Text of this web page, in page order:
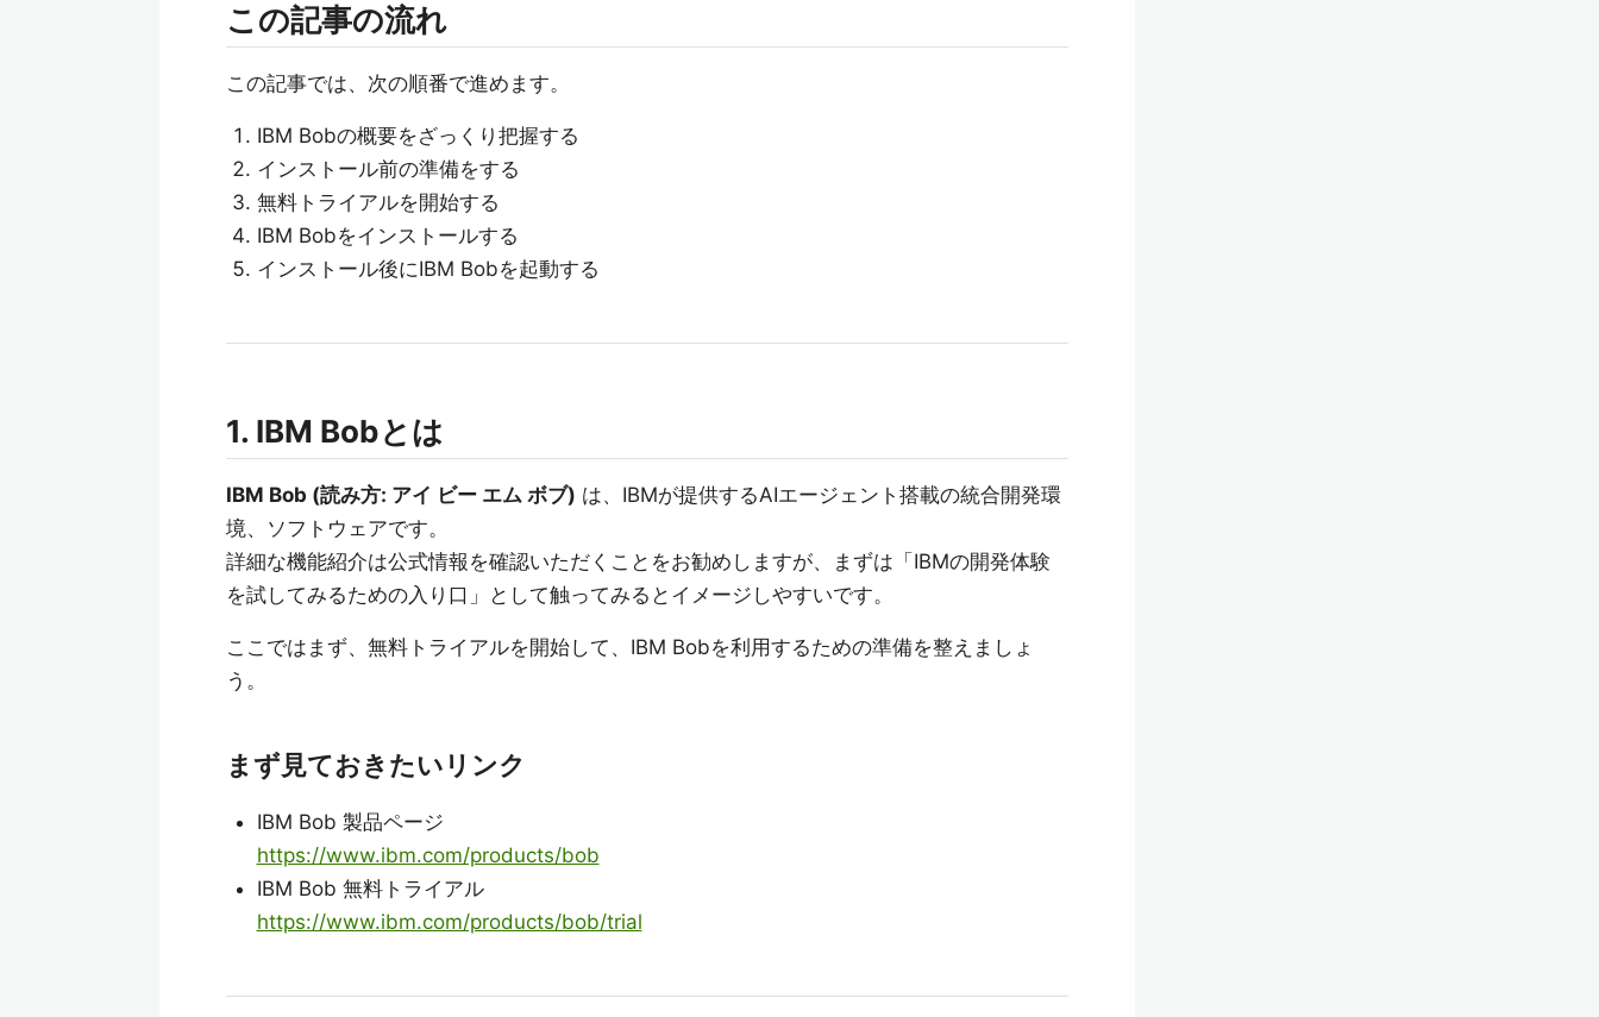
この記事の流れ
この記事では、次の順番で進めます。
IBM Bobの概要をざっくり把握する
インストール前の準備をする
無料トライアルを開始する
IBM Bobをインストールする
インストール後にIBM Bobを起動する
1. IBM Bobとは
IBM Bob (読み方: アイ ビー エム ボブ) は、IBMが提供するAIエージェント搭載の統合開発環
境、ソフトウェアです。
詳細な機能紹介は公式情報を確認いただくことをお勧めしますが、まずは「IBMの開発体験
を試してみるための入り口」として触ってみるとイメージしやすいです。
ここではまず、無料トライアルを開始して、IBM Bobを利用するための準備を整えましょ
う。
まず見ておきたいリンク
IBM Bob 製品ページ
https://www.ibm.com/products/bob
IBM Bob 無料トライアル
https://www.ibm.com/products/bob/trial